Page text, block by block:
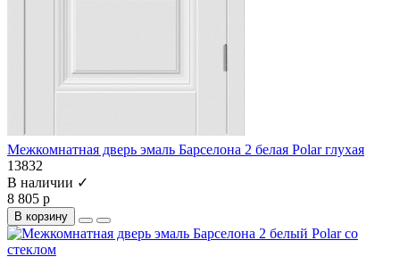
Межкомнатная дверь эмаль Барселона 2 белая Polar глухая
13832
В наличии ✓
8 805 р
В корзину